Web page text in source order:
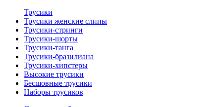
Трусики
Трусики женские слипы
Трусики-стринги
Трусики-шорты
Трусики-танга
Трусики-бразилиана
Трусики-хипстеры
Высокие трусики
Бесшовные трусики
Наборы трусиков